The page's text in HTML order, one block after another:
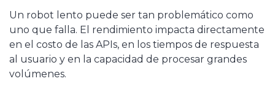
Un robot lento puede ser tan problemático como
uno que falla. El rendimiento impacta directamente
en el costo de las APIs, en los tiempos de respuesta
al usuario y en la capacidad de procesar grandes
volúmenes.